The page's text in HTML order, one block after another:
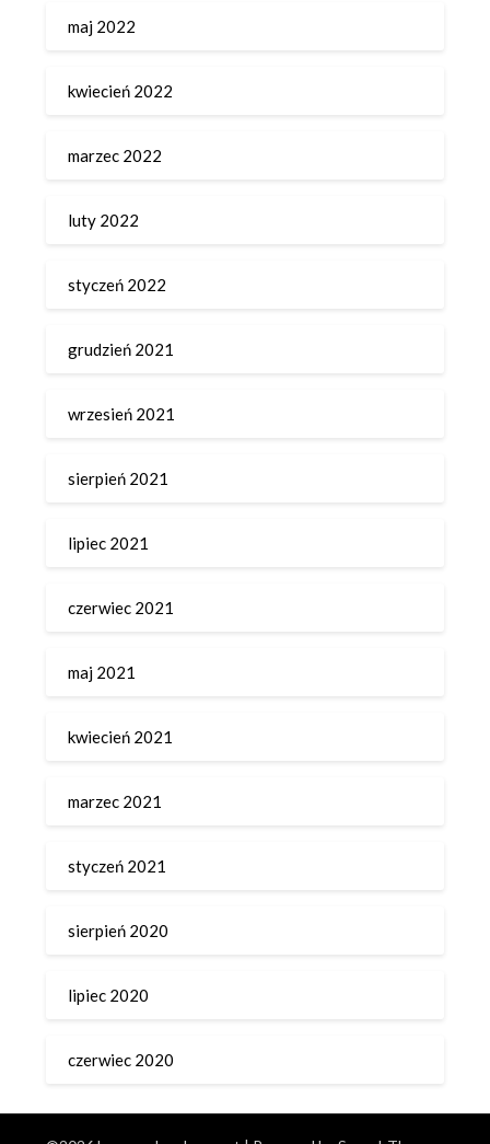
maj 2022
kwiecień 2022
marzec 2022
luty 2022
styczeń 2022
grudzień 2021
wrzesień 2021
sierpień 2021
lipiec 2021
czerwiec 2021
maj 2021
kwiecień 2021
marzec 2021
styczeń 2021
sierpień 2020
lipiec 2020
czerwiec 2020